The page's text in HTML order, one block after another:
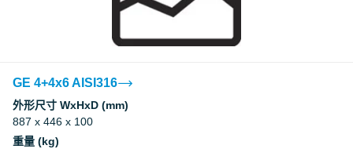
GE 4+4x6 AISI316
外形尺寸 WxHxD (mm)
887 x 446 x 100
重量 (kg)